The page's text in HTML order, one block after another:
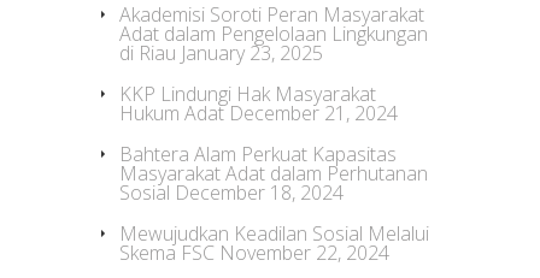
Akademisi Soroti Peran Masyarakat
Adat dalam Pengelolaan Lingkungan
di Riau January 23, 2025
KKP Lindungi Hak Masyarakat
Hukum Adat December 21, 2024
Bahtera Alam Perkuat Kapasitas
Masyarakat Adat dalam Perhutanan
Sosial December 18, 2024
Mewujudkan Keadilan Sosial Melalui
Skema FSC November 22, 2024